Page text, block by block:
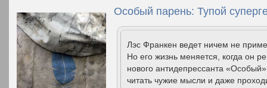
Особый парень: Тупой
Лэс Франкен ведет ничем не
Но его жизнь меняется, когда он
нового антидепрессанта
читать чужие мысли и даже